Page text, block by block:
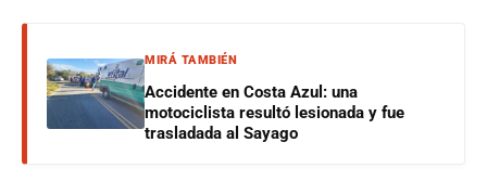
MIRÁ TAMBIÉN
Accidente en Costa Azul: una
motociclista resultó lesionada y fue
trasladada al Sayago